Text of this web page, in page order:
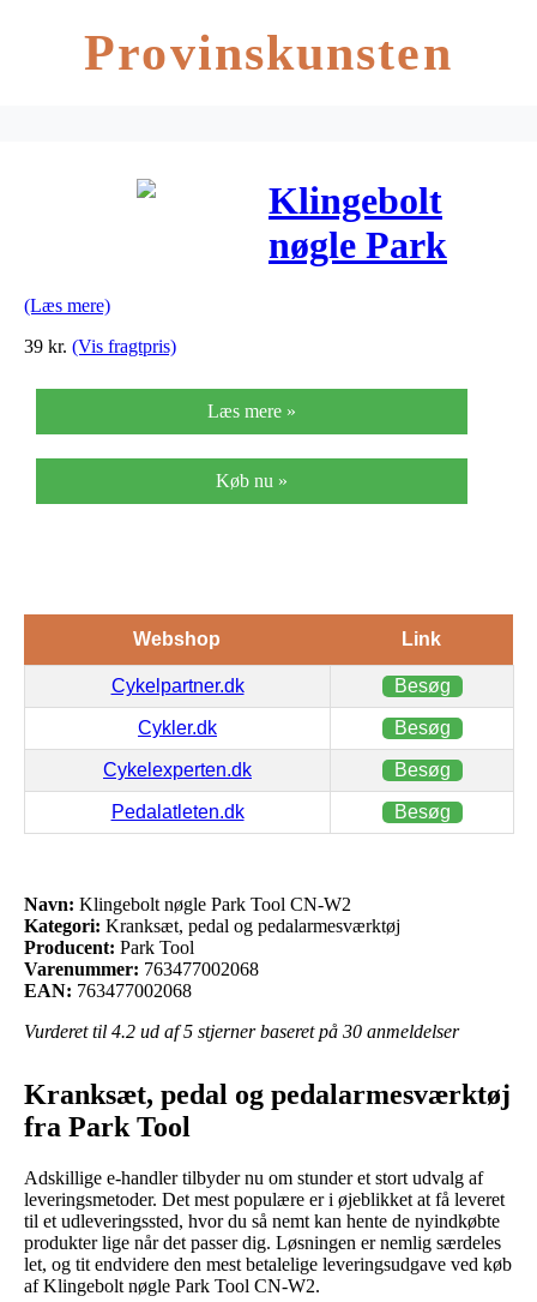
Provinskunsten
Klingebolt
nøgle Park
(Læs mere)
39 kr. (Vis fragtpris)
Læs mere »
Køb nu »
Webshop Link
Cykelpartner.dk Besøg
Cykler.dk Besøg
Cykelexperten.dk Besøg
Pedalatleten.dk Besøg
Navn: Klingebolt nøgle Park Tool CN-W2
Kategori: Kranksæt, pedal og pedalarmesværktøj
Producent: Park Tool
Varenummer: 763477002068
EAN: 763477002068
Vurderet til 4.2 ud af 5 stjerner baseret på 30 anmeldelser
Kranksæt, pedal og pedalarmesværktøj
fra Park Tool
Adskillige e-handler tilbyder nu om stunder et stort udvalg af
leveringsmetoder. Det mest populære er i øjeblikket at få leveret
til et udleveringssted, hvor du så nemt kan hente de nyindkøbte
produkter lige når det passer dig. Løsningen er nemlig særdeles
let, og tit endvidere den mest betalelige leveringsudgave ved køb
af Klingebolt nøgle Park Tool CN-W2.